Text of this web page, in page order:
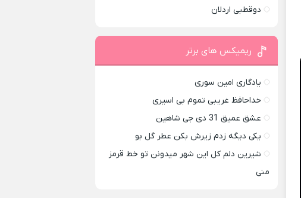
دوقطبی اردلان
ریمیکس های برتر
یادگاری امین سوری
خداحافظ غریبی تموم بی اسیری
عشق عمیق 31 دی جی شاهین
یکی دیگه زدم زیرش بکن عطر گل بو
شیرین دلم کل این شهر میدونن تو خط قرمز
منی